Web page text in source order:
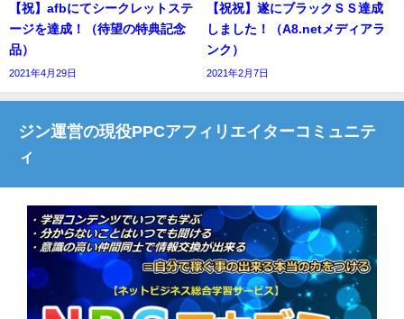
【祝】afbにてシークレットステ
ージを達成！（待望の特典記念
品）
2021年4月29日
【祝祝】遂にブラックＳＳ達成
しました！（A8.netメディアラ
ンク）
2021年2月7日
ジン運営の現役PPCアフィリエイターコミュニテ
ィ